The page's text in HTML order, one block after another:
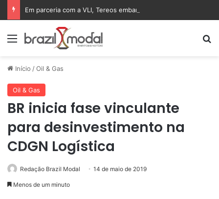
Menu
Início /Oil & Gas
Oil & Gas
BR inicia fase vinculante
para desinvestimento na
CDGN Logística
Redação Brazil Modal 14 de maio de 2019
Menos de um minuto